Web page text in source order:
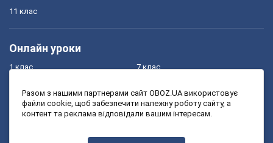
11 клас
Онлайн уроки
1 клас
3 клас
7 клас
9 клас
Разом з нашими партнерами сайт OBOZ.UA використовує
файли cookie, щоб забезпечити належну роботу сайту, а
контент та реклама відповідали вашим інтересам.